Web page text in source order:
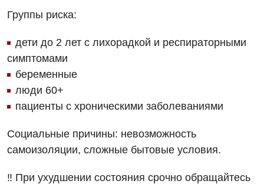
Ортопедия и травматология
Оториноларингология
Офтальмологическое отделение
Пульмонология
Группы риска:
дети до 2 лет с лихорадкой и респираторными
симптомами
беременные
люди 60+
пациенты с хроническими заболеваниями
Социальные причины: невозможность
самоизоляции, сложные бытовые условия.
‼️ При ухудшении состояния срочно обращайтесь